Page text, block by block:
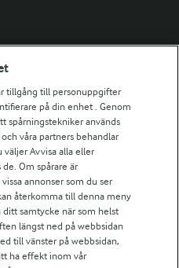
tillgång till personuppgifter
på din enhet . Genom
spårningstekniker används
våra partners behandlar
väljer Avvisa alla eller
Om spårare är
annonser som du ser
återkomma till denna meny
samtycke när som helst
längst ned på webbsidan
till vänster på webbsidan,
ha effekt inom vår